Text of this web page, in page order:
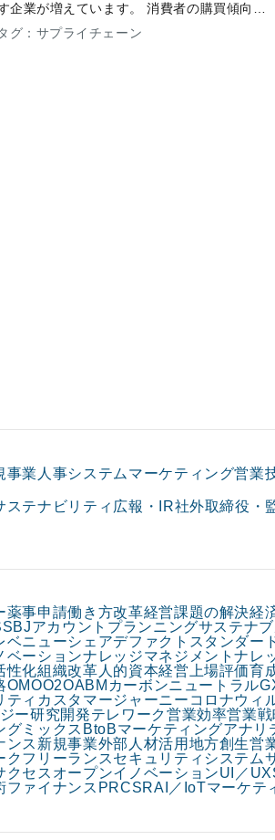
業が増えています。 消費者の購買傾向と
は、モノ消費からコト消費に切り替わり、Z
グ： サプライチェーン
事業 人事システム マーケティング営業
ステナビリティ 広報・IR社外取締役・
薬事申請働き方改革経営課題の解決経
アカウントプランニングサステナ
ベニューシェアデファクトスタンダー
ベーションナレッジマネジメントナレ
性化組織改革 人的資本経営 上場評価育
OMOO2OABM カーボンニュートラル
ティ カスタマージャーニー コロナウィ
ー研究開発テレワーク営業効率営業戦
グミックス BtoBマーケティングアナリ
ンス 新規事業外部人材活用 地方創生営
クフリーランスセキュリティ システム
クセス オープンイノベーションUI／UX
ファイナンス PRCSRAI／IoTマーケテ